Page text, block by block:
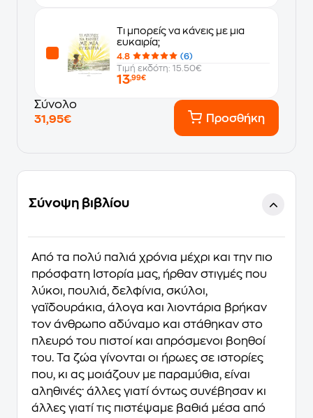
Τι μπορείς να κάνεις με μια
ευκαιρία;
4.8
(6)
Τιμή εκδότη: 15.50€
13,99€
Σύνολο
31,95€
Προσθήκη
Σύνοψη βιβλίου
Από τα πολύ παλιά χρόνια μέχρι και την πιο
πρόσφατη Iστορία μας, ήρθαν στιγμές που
λύκοι, πουλιά, δελφίνια, σκύλοι,
γαϊδουράκια, άλογα και λιοντάρια βρήκαν
τον άνθρωπο αδύναμο και στάθηκαν στο
πλευρό του πιστοί και απρόσμενοι βοηθοί
του. Τα ζώα γίνονται οι ήρωες σε ιστορίες
που, κι ας μοιάζουν με παραμύθια, είναι
αληθινές· άλλες γιατί όντως συνέβησαν κι
άλλες γιατί τις πιστέψαμε βαθιά μέσα από